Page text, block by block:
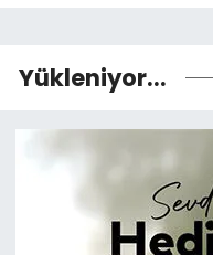
Yükleniyor...